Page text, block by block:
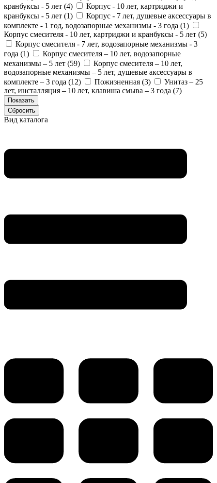
кранбуксы - 5 лет (4)
Корпус - 10 лет, картриджи и
кранбуксы - 5 лет (1)
Корпус - 7 лет, душевые аксессуары в
комплекте - 1 год, водозапорные механизмы - 3 года (1)
Корпус смесителя - 10 лет, картриджи и кранбуксы - 5 лет (5)
Корпус смесителя - 7 лет, водозапорные механизмы - 3
года (1)
Корпус смесителя – 10 лет, водозапорные
механизмы – 5 лет (59)
Корпус смесителя – 10 лет,
водозапорные механизмы – 5 лет, душевые аксессуары в
комплекте – 3 года (12) Пожизненная (3)
Унитаз – 25
лет, инсталляция – 10 лет, клавиша смыва – 3 года (7)
Вид каталога